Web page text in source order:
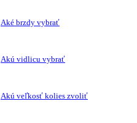
Aké brzdy vybrať
Akú vidlicu vybrať
Akú veľkosť kolies zvoliť